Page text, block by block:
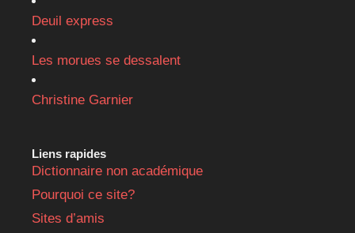
Deuil express
Les morues se dessalent
Christine Garnier
Liens rapides
Dictionnaire non académique
Pourquoi ce site?
Sites d’amis